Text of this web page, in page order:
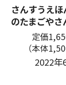
さんすうえ
のたまごやさ
定価
（本体
2022年